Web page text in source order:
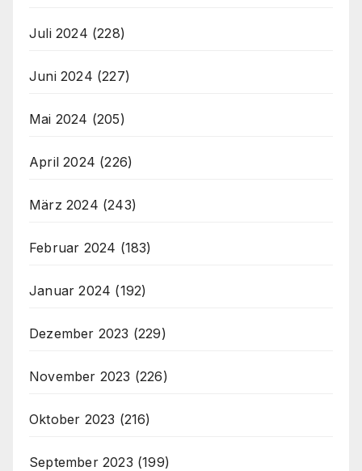
Juli 2024 (228)
Juni 2024 (227)
Mai 2024 (205)
April 2024 (226)
März 2024 (243)
Februar 2024 (183)
Januar 2024 (192)
Dezember 2023 (229)
November 2023 (226)
Oktober 2023 (216)
September 2023 (199)